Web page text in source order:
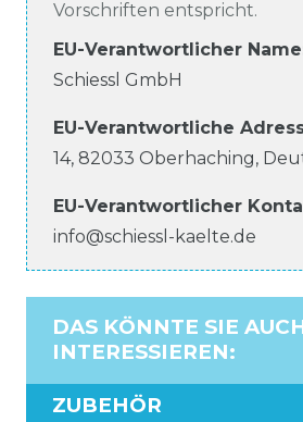
Vorschriften entspricht.
EU-Verantwortlicher Name
Schiessl GmbH
EU-Verantwortliche
14, 82033 Oberhaching,
EU-Verantwortlicher
info@schiessl-kaelte.de
DAS KÖNNTE SIE
INTERESSIEREN:
ZUBEHÖR